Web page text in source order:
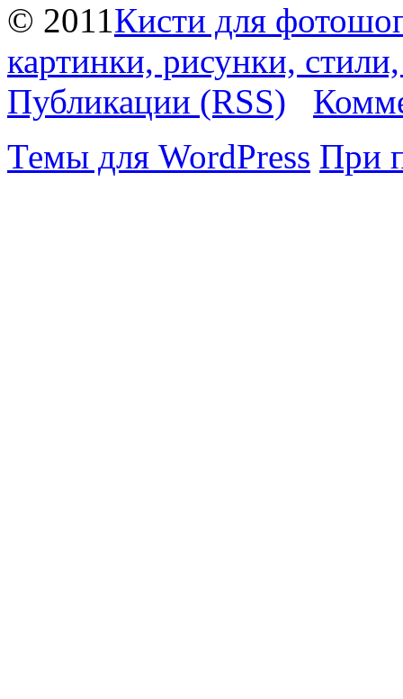
© 2011Кисти для
картинки, рисунки,
Публикации (RSS)
Темы для WordPress При